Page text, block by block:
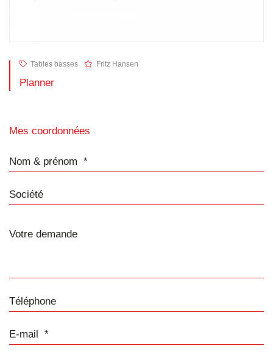
Tables basses Fritz Hansen
Planner
Mes coordonnées
Nom & prénom
Société
Téléphone
E-mail